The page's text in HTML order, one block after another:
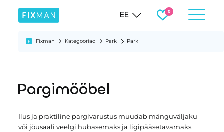
EE
Fixman Kategooriad Park Park
Pargimööbel
Ilus ja praktiline pargivarustus muudab mänguväljaku
või jõusaali veelgi hubasemaks ja ligipääsetavamaks.